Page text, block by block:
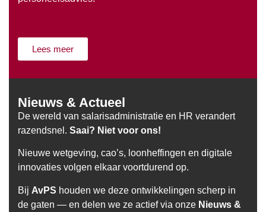
Lees meer
Nieuws & Actueel
De wereld van salarisadministratie en HR verandert
razendsnel. Saai? Niet voor ons!
Nieuwe wetgeving, cao’s, loonheffingen en digitale
innovaties volgen elkaar voortdurend op.
Bij AvPS houden we deze ontwikkelingen scherp in
de gaten — en delen we ze actief via onze Nieuws &